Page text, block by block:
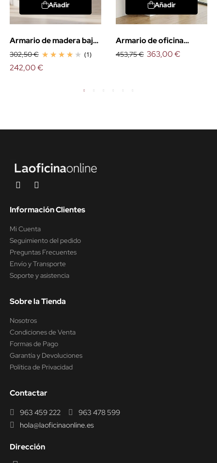
Añadir
Armario de madera bajo
con puertas
302,50 € (1)
242,00 €
Añadir
Armario de oficina
medio con puertas
453,75 € 363,00 €
Información Clientes
Mi Cuenta
Seguimiento del pedido
Preguntas Frecuentes
Envío y Transporte
Soporte y asistencia
Sobre la Tienda
Nosotros
Condiciones de Venta
Formas de Pago
Garantía y Devoluciones
Política de Privacidad
Contactar
963 459 222
963 478 599
hola@laoficinaonline.es
Dirección